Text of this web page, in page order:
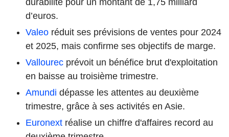
d’euros.
Valeo réduit ses prévisions de ventes pour 2024
et 2025, mais confirme ses objectifs de marge.
Vallourec prévoit un bénéfice brut d'exploitation
en baisse au troisième trimestre.
Amundi dépasse les attentes au deuxième
trimestre, grâce à ses activités en Asie.
Euronext réalise un chiffre d'affaires record au